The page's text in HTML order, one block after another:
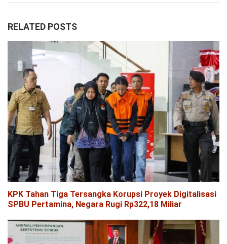
RELATED POSTS
KPK Tahan Tiga Tersangka Korupsi Proyek Digitalisasi
SPBU Pertamina, Negara Rugi Rp322,18 Miliar